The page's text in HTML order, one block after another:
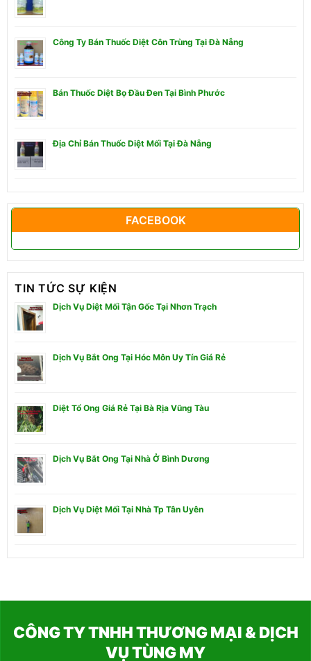
Công Ty Bán Thuốc Diệt Côn Trùng Tại Đà Nẵng
Bán Thuốc Diệt Bọ Đầu Đen Tại Bình Phước
Địa Chỉ Bán Thuốc Diệt Mối Tại Đà Nẵng
FACEBOOK
TIN TỨC SỰ KIỆN
Dịch Vụ Diệt Mối Tận Gốc Tại Nhơn Trạch
Dịch Vụ Bắt Ong Tại Hóc Môn Uy Tín Giá Rẻ
Diệt Tổ Ong Giá Rẻ Tại Bà Rịa Vũng Tàu
Dịch Vụ Bắt Ong Tại Nhà Ở Bình Dương
Dịch Vụ Diệt Mối Tại Nhà Tp Tân Uyên
CÔNG TY TNHH THƯƠNG MẠI & DỊCH
VỤ TÙNG MY